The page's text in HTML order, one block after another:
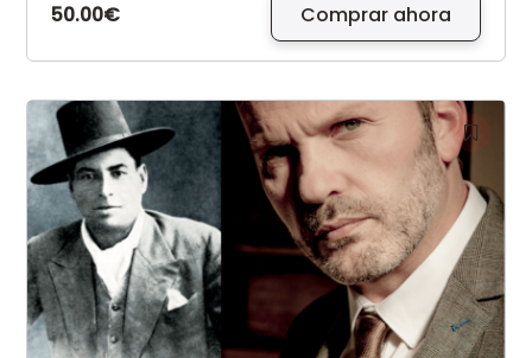
50.00€ Comprar ahora